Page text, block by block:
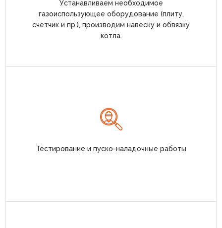
Устанавливаем необходимое
газоиспользующее оборудование (плиту,
счетчик и пр.), производим навеску и обвязку
котла.
Тестирование и пуско-наладочные работы